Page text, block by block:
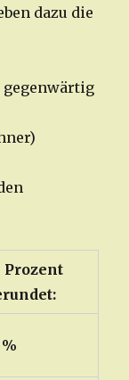
dazu die
Prozent
%